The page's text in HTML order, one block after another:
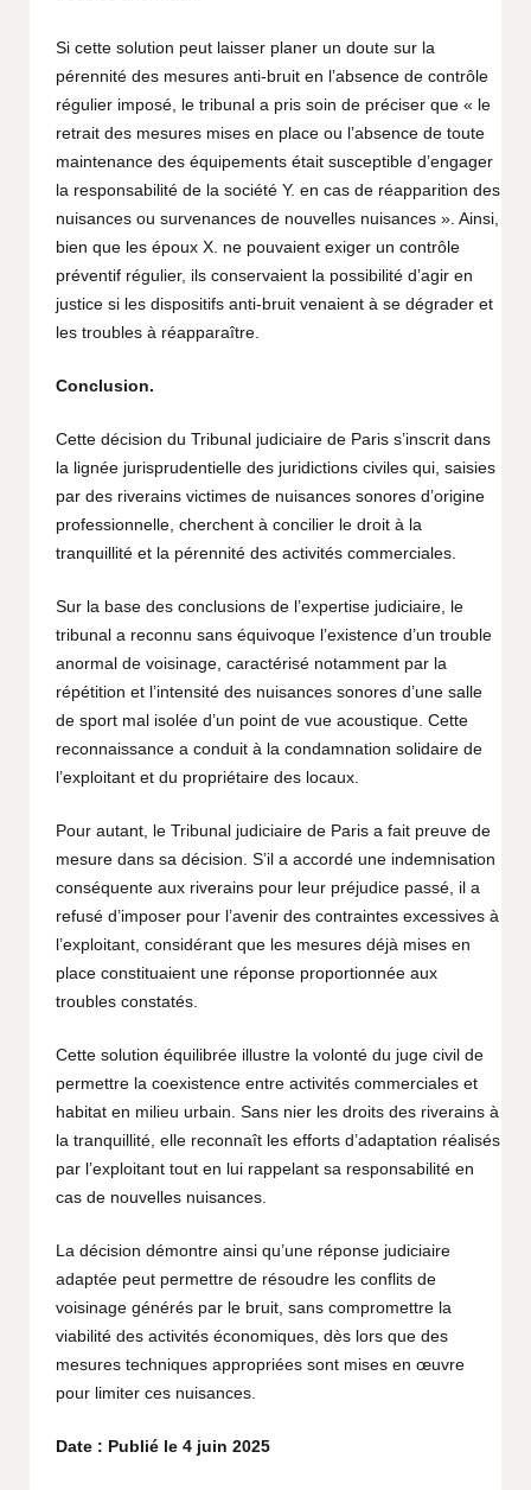
Si cette solution peut laisser planer un doute sur la
pérennité des mesures anti-bruit en l’absence de contrôle
régulier imposé, le tribunal a pris soin de préciser que « le
retrait des mesures mises en place ou l’absence de toute
maintenance des équipements était susceptible d’engager
la responsabilité de la société Y. en cas de réapparition des
nuisances ou survenances de nouvelles nuisances ». Ainsi,
bien que les époux X. ne pouvaient exiger un contrôle
préventif régulier, ils conservaient la possibilité d’agir en
justice si les dispositifs anti-bruit venaient à se dégrader et
les troubles à réapparaître.
Conclusion.
Cette décision du Tribunal judiciaire de Paris s’inscrit dans
la lignée jurisprudentielle des juridictions civiles qui, saisies
par des riverains victimes de nuisances sonores d’origine
professionnelle, cherchent à concilier le droit à la
tranquillité et la pérennité des activités commerciales.
Sur la base des conclusions de l’expertise judiciaire, le
tribunal a reconnu sans équivoque l’existence d’un trouble
anormal de voisinage, caractérisé notamment par la
répétition et l’intensité des nuisances sonores d’une salle
de sport mal isolée d’un point de vue acoustique. Cette
reconnaissance a conduit à la condamnation solidaire de
l’exploitant et du propriétaire des locaux.
Pour autant, le Tribunal judiciaire de Paris a fait preuve de
mesure dans sa décision. S’il a accordé une indemnisation
conséquente aux riverains pour leur préjudice passé, il a
refusé d’imposer pour l’avenir des contraintes excessives à
l’exploitant, considérant que les mesures déjà mises en
place constituaient une réponse proportionnée aux
troubles constatés.
Cette solution équilibrée illustre la volonté du juge civil de
permettre la coexistence entre activités commerciales et
habitat en milieu urbain. Sans nier les droits des riverains à
la tranquillité, elle reconnaît les efforts d’adaptation réalisés
par l’exploitant tout en lui rappelant sa responsabilité en
cas de nouvelles nuisances.
La décision démontre ainsi qu’une réponse judiciaire
adaptée peut permettre de résoudre les conflits de
voisinage générés par le bruit, sans compromettre la
viabilité des activités économiques, dès lors que des
mesures techniques appropriées sont mises en œuvre
pour limiter ces nuisances.
Date : Publié le 4 juin 2025